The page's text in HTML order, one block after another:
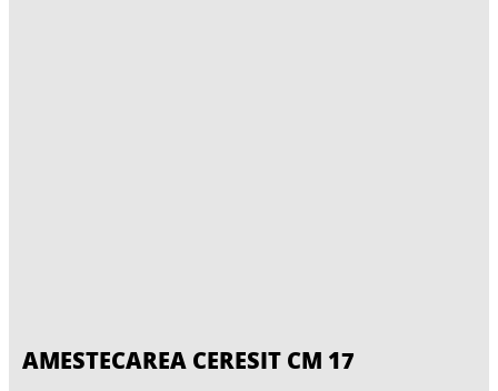
AMESTECAREA CERESIT CM 17